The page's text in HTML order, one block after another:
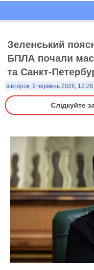
Зеленський
БПЛА почали
та Санкт-
вівторок, 9 червень 2026, 12:28
Слідкуйте